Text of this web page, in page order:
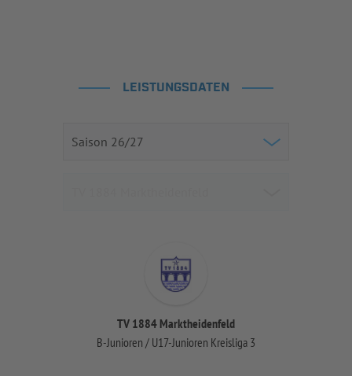
LEISTUNGSDATEN
TV 1884 Marktheidenfeld
B-Junioren / U17-Junioren Kreisliga 3